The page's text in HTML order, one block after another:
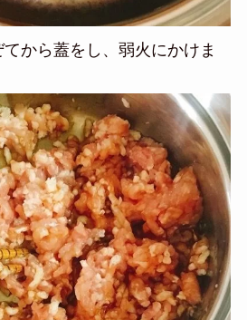
から蓋をし、弱火にかけま